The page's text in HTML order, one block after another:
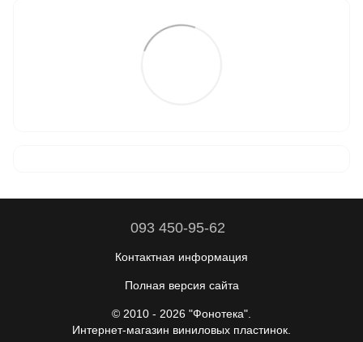
093 450-95-62
Контактная информация
Полная версия сайта
© 2010 - 2026 "Фонотека".
Интернет-магазин виниловых пластинок.